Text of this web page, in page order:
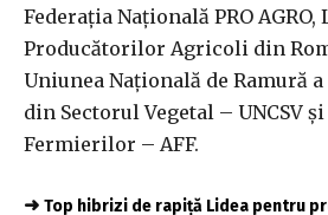
Federaţia Naţională PRO
Producătorilor Agricoli din
Uniunea Naţională de Ramură
din Sectorul Vegetal – UNCSV
Fermierilor – AFF.
➜ Top hibrizi de rapiță Lidea pentru